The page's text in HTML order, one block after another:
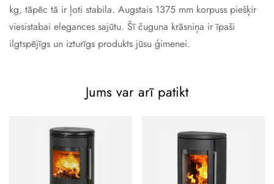
kg, tāpēc tā ir ļoti stabila. Augstais 1375 mm korpuss piešķir
viesistabai elegances sajūtu. Šī čuguna krāsniņa ir īpaši
ilgtspējīgs un izturīgs produkts jūsu ģimenei.
Jums var arī patikt